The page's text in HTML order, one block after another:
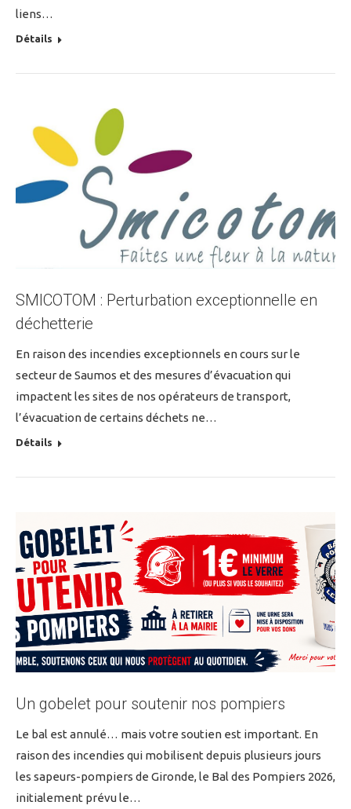
liens…
Détails
SMICOTOM : Perturbation exceptionnelle en
déchetterie
En raison des incendies exceptionnels en cours sur le
secteur de Saumos et des mesures d’évacuation qui
impactent les sites de nos opérateurs de transport,
l’évacuation de certains déchets ne…
Détails
Un gobelet pour soutenir nos pompiers
Le bal est annulé… mais votre soutien est important. En
raison des incendies qui mobilisent depuis plusieurs jours
les sapeurs-pompiers de Gironde, le Bal des Pompiers 2026,
initialement prévu le…